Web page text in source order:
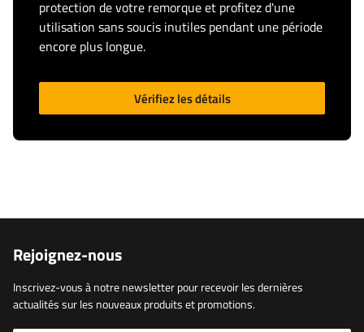
protection de votre remorque et profitez d'une
utilisation sans soucis inutiles pendant une période
encore plus longue.
Vérifiez les détails
Rejoignez-nous
Inscrivez-vous à notre newsletter pour recevoir les dernières
actualités sur les nouveaux produits et promotions.